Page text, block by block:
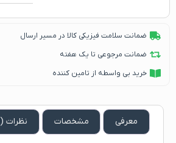
ضمانت سلامت فیزیکی کالا در مسیر ارسال
ضمانت مرجوعی تا یک هفته
خرید بی واسطه از تامین کننده
معرفی مشخصات نظرات (0)